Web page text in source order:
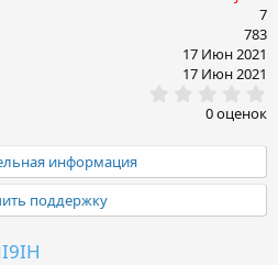
7
783
17 Июн 2021
17 Июн 2021
.
0
0
в
ё
0 оценок
информация
поддержку